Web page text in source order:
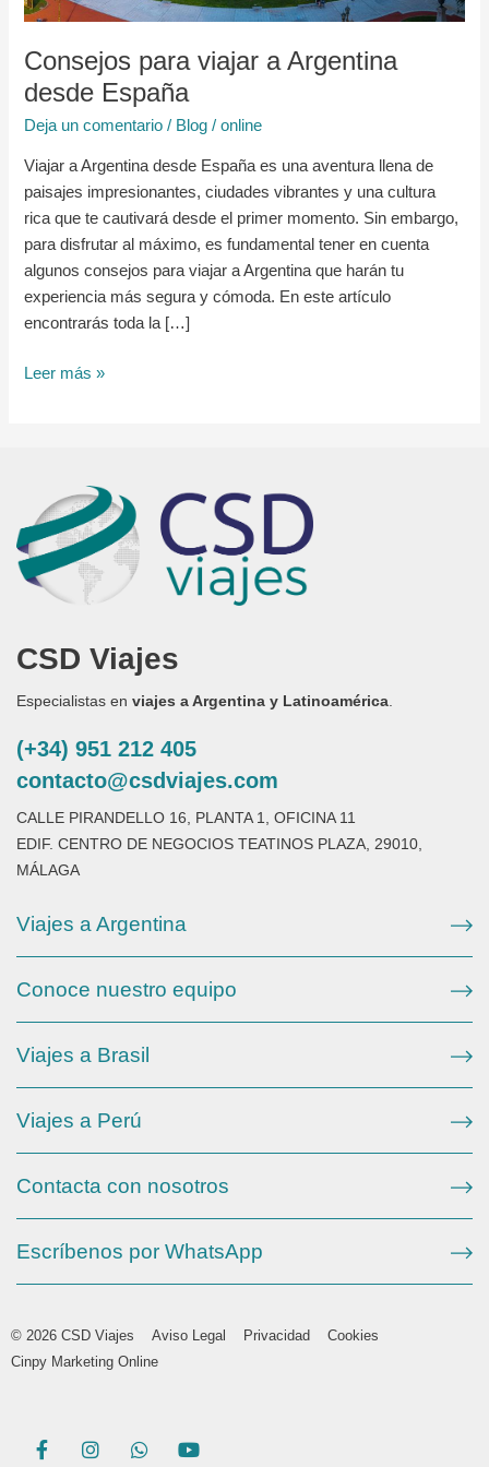
Consejos para viajar a Argentina
desde España
Deja un comentario / Blog /online
Viajar a Argentina desde España es una aventura llena de
paisajes impresionantes, ciudades vibrantes y una cultura
rica que te cautivará desde el primer momento. Sin embargo,
para disfrutar al máximo, es fundamental tener en cuenta
algunos consejos para viajar a Argentina que harán tu
experiencia más segura y cómoda. En este artículo
encontrarás toda la […]
Leer más »
CSD Viajes
Especialistas en viajes a Argentina y Latinoamérica.
(+34) 951 212 405
contacto@csdviajes.com
CALLE PIRANDELLO 16, PLANTA 1, OFICINA 11
EDIF. CENTRO DE NEGOCIOS TEATINOS PLAZA, 29010,
MÁLAGA
Viajes a Argentina
Conoce nuestro equipo
Viajes a Brasil
Viajes a Perú
Contacta con nosotros
Escríbenos por WhatsApp
© 2026 CSD Viajes Aviso Legal Privacidad
Cookies
Cinpy Marketing Online
F
a
I
n
W
h
Y
o